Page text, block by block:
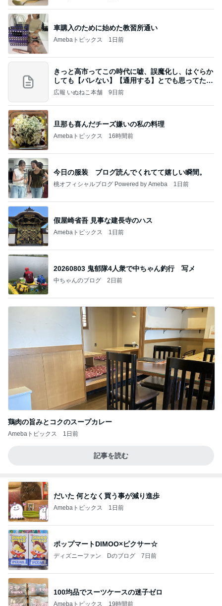
車購入のために始めた教習所通い
Amebaトピックス 1日前
きっと高市ってこの時代に嘘、誤魔化し、はぐらか
しても【バレない】【通用する】とでも思ってたん
だろ
広報 いぬねこ本舗 9日前
旦那も喜んだチーズ嫌いの私の料理
Amebaトピックス 16時間前
今日の服装 ブログ読んでくれてて嬉しい瞬間。
桃オフィシャルブログ Powered by Ameba 1日前
假屋崎省吾 見事な建長寺のハス
Amebaトピックス 1日前
20260803 鬼郁隊4人衆で中ちゃん釣行 写メ
中ちゃんのブログ 2日前
鶏肉の旨みとコクのスープカレー
Amebaトピックス 1日前
記事を読む
だいた 何となく買う事が減り進歩
Amebaトピックス 1日前
ポップマートDIMOO×ピクサー☆
ディズニーファン Dのブログ 7日前
100均品でスーツケースの迷子ゼロ
Amebaトピックス 19時間前